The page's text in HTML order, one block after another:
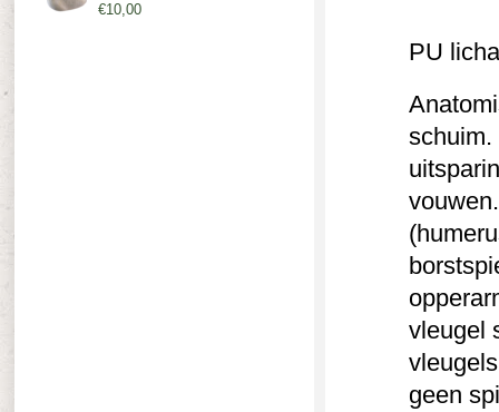
PU
schuim.
vleugel
geen
€10,00